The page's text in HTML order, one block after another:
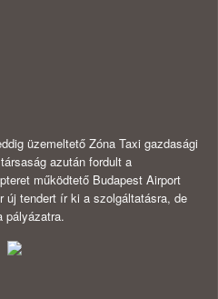
üzemeltető Zóna Taxi gazdasági
azután fordult a
működtető Budapest Airport
új tendert ír ki a szolgáltatásra, de
pályázatra.